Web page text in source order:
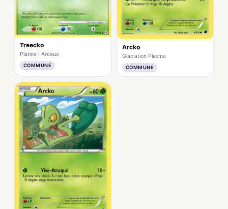
Treecko
Platine : Arceus
COMMUNE
Arcko
Glaciation Plasma
COMMUNE